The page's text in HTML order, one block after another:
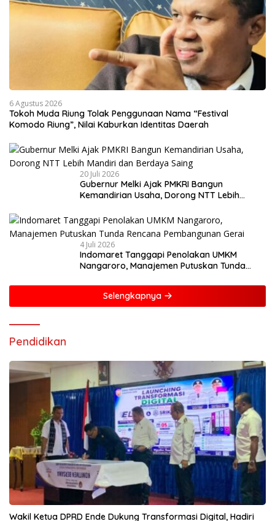
6 Agustus 2026
Tokoh Muda Riung Tolak Penggunaan Nama “Festival
Komodo Riung”, Nilai Kaburkan Identitas Daerah
20 Juli 2026
Gubernur Melki Ajak PMKRI Bangun
Kemandirian Usaha, Dorong NTT Lebih
4 Juli 2026
Indomaret Tanggapi Penolakan UMKM
Nangaroro, Manajemen Putuskan Tunda
Selengkapnya
Pendidikan
Wakil Ketua DPRD Ende Dukung Transformasi Digital, Hadiri